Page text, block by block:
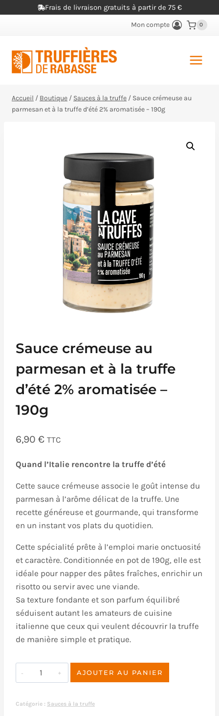
Frais de livraison gratuits à partir de 75 €
Mon compte 0
Accueil / Boutique / Sauces à la truffe / Sauce crémeuse au
parmesan et à la truffe d’été 2% aromatisée – 190g
Sauce crémeuse au
parmesan et à la truffe
d’été 2% aromatisée –
190g
6,90 € TTC
Quand l’Italie rencontre la truffe d’été
Cette sauce crémeuse associe le goût intense du
parmesan à l’arôme délicat de la truffe. Une
recette généreuse et gourmande, qui transforme
en un instant vos plats du quotidien.
Cette spécialité prête à l’emploi marie onctuosité
et caractère. Conditionnée en pot de 190g, elle est
idéale pour napper des pâtes fraîches, enrichir un
risotto ou servir avec une viande.
Sa texture fondante et son parfum équilibré
séduisent autant les amateurs de cuisine
italienne que ceux qui veulent découvrir la truffe
de manière simple et pratique.
quantité
de
crémeuse
AJOUTER AU PANIER
Catégorie : Sauces à la truffe